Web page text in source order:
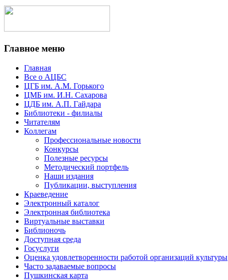
Главное меню
Главная
Все о АЦБС
ЦГБ им. А.М. Горького
ЦМБ им. И.Н. Сахарова
ЦДБ им. А.П. Гайдара
Библиотеки - филиалы
Читателям
Коллегам
Профессиональные новости
Конкурсы
Полезные ресурсы
Методический портфель
Наши издания
Публикации, выступления
Краеведение
Электронный каталог
Электронная библиотека
Виртуальные выставки
Библионочь
Доступная среда
Госуслуги
Оценка удовлетворенности работой организаций культуры
Часто задаваемые вопросы
Пушкинская карта